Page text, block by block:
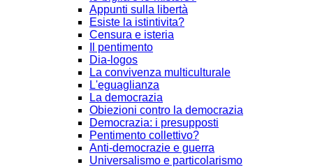
Appunti sulla libertà
Esiste la istintivita?
Censura e isteria
Il pentimento
Dia-logos
La convivenza multiculturale
L'eguaglianza
La democrazia
Obiezioni contro la democrazia
Democrazia: i presupposti
Pentimento collettivo?
Anti-democrazie e guerra
Universalismo e particolarismo